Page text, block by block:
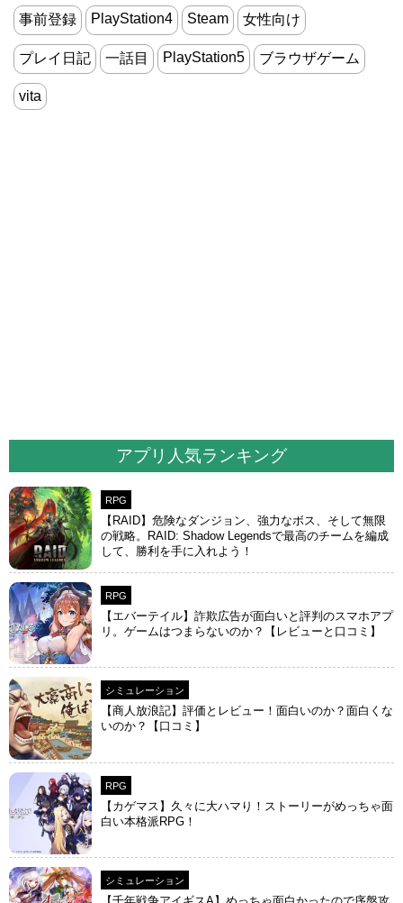
事前登録 PlayStation4 Steam 女性向け
プレイ日記 一話目 PlayStation5 ブラウザゲーム
vita
アプリ人気ランキング
RPG
【RAID】危険なダンジョン、強力なボス、そして無限
の戦略。RAID: Shadow Legendsで最高のチームを編成
して、勝利を手に入れよう！
RPG
【エバーテイル】詐欺広告が面白いと評判のスマホアプ
リ。ゲームはつまらないのか？【レビューと口コミ】
シミュレーション
【商人放浪‪記】評価とレビュー！面白いのか？面白くな
いのか？【口コミ】
RPG
【カゲマス】久々に大ハマり！ストーリーがめっちゃ面
白い本格派RPG！
シミュレーション